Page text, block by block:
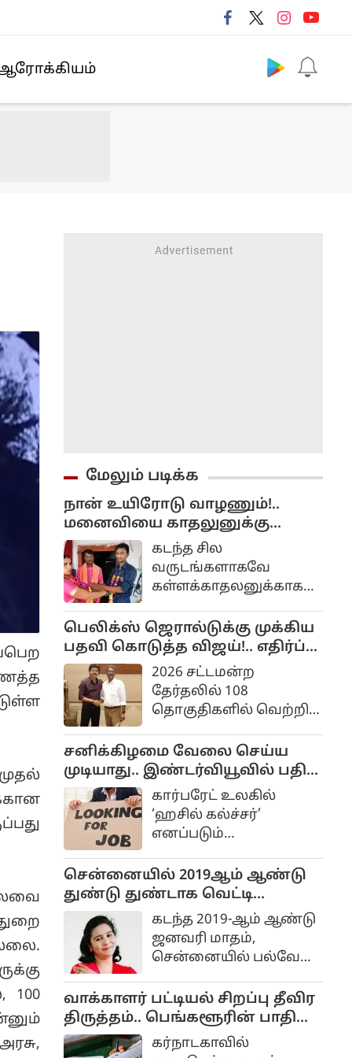
100
மேலும் படிக்க
நான் உயிரோடு வாழணும்!..
மனைவியை காதலுனுக்கு
திருமணம் செய்து வைத்த
கணவர்!..
கடந்த சில
வருடங்களாகவே
கள்ளக்காதலனுக்காக
கணவனை கொலை
செய்யும் சம்பவங்கள்
தொடர்பான செய்தி
வெளியாக வருகிறது.
பெலிக்ஸ் ஜெரால்டுக்கு முக்கிய
பதவி கொடுத்த விஜய்!.. எதிர்ப்பு
வருமா?..
2026 சட்டமன்ற
தேர்தலில் 108
தொகுதிகளில் வெற்றி
கழகம் ஆட்சியை
பிடித்தது.
சனிக்கிழமை வேலை செய்ய
முடியாது.. இண்டர்வியூவில் பதில்
சொன்ன இளைஞருக்கு வேலை
கொடுத்த முதலாளி...
கார்பரேட் உலகில்
‘ஹசில் கல்ச்சர்’
எனப்படும்
உழைப்பு போற்றப்படும்
சூழலில், Gen Z
தலைமுறையினர்
வேலை என்பது
வாழ்க்கை
சமநிலைக்குக்
கொடுக்கும்
முக்கியத்துவத்தை
உணர்த்தும் சம்பவம்
ஒன்று இணையத்தில்
சென்னையில் 2019ஆம் ஆண்டு
துண்டு துண்டாக வெட்டி
கொலை செய்யப்பட்ட பெண்
நடிகையா? கணவர் கைது..
கடந்த 2019-ஆம் ஆண்டு
ஜனவரி மாதம்,
சென்னையில் பல்வேறு
பைகளில் வெட்டப்பட்ட
பெண்ணின் உடல்
பாகங்கள்
கண்டெடுக்கப்பட்ட
வாக்காளர் பட்டியல் சிறப்பு தீவிர
திருத்தம்.. பெங்களூரின் பாதி
வாக்காளர்கள் காலி?
கர்நாடகாவில்